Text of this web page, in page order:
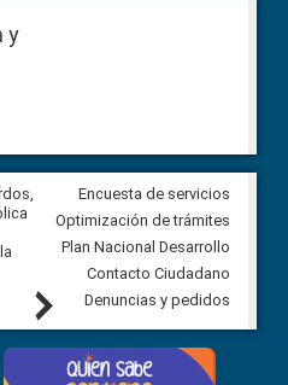
y
CPCCS convoca a Veeduría
Ciudadana para vigilar el
en la Universidad de Cuenca
5 agosto, 2026
Next
Encuesta de servicios
Optimización de trámites
Plan Nacional Desarrollo
Contacto Ciudadano
Denuncias y pedidos